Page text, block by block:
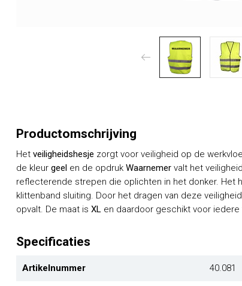
Productomschrijving
Het veiligheidshesje zorgt voor veiligheid op de
de kleur geel en de opdruk Waarnemer valt het
reflecterende strepen die oplichten in het donker. Het
klittenband sluiting. Door het dragen van deze
opvalt. De maat is XL en daardoor geschikt voor iedere
Specificaties
Artikelnummer 40.081